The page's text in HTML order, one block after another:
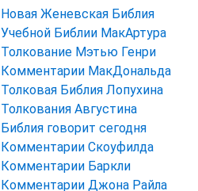
Новая Женевская Библия
Учебной Библии МакАртура
Толкование Мэтью Генри
Комментарии МакДональда
Толковая Библия Лопухина
Толкования Августина
Библия говорит сегодня
Комментарии Скоуфилда
Комментарии Баркли
Комментарии Джона Райла